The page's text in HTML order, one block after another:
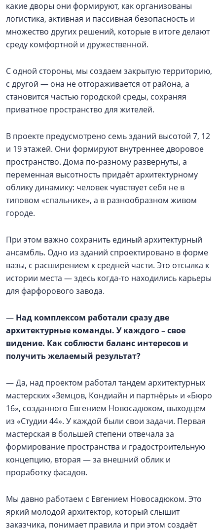
какие дворы они формируют, как организованы
логистика, активная и пассивная безопасность и
множество других решений, которые в итоге делают
среду комфортной и дружественной.
С одной стороны, мы создаем закрытую территорию,
с другой — она не отгораживается от района, а
становится частью городской среды, сохраняя
приватное пространство для жителей.
В проекте предусмотрено семь зданий высотой 7, 12
и 19 этажей. Они формируют внутреннее дворовое
пространство. Дома по-разному развернуты, а
переменная высотность придаёт архитектурному
облику динамику: человек чувствует себя не в
типовом «спальнике», а в разнообразном живом
городе.
При этом важно сохранить единый архитектурный
ансамбль. Одно из зданий спроектировано в форме
вазы, с расширением к средней части. Это отсылка к
истории места — здесь когда-то находились карьеры
для фарфорового завода.
— Над комплексом работали сразу две
архитектурные команды. У каждого – свое
видение. Как соблюсти баланс интересов и
получить желаемый результат?
— Да, над проектом работал тандем архитектурных
мастерских «Земцов, Кондиайн и партнёры» и «Бюро
16», созданного Евгением Новосадюком, выходцем
из «Студии 44». У каждой были свои задачи. Первая
мастерская в большей степени отвечала за
формирование пространства и градостроительную
концепцию, вторая — за внешний облик и
проработку фасадов.
Мы давно работаем с Евгением Новосадюком. Это
яркий молодой архитектор, который слышит
заказчика, понимает правила и при этом создаёт